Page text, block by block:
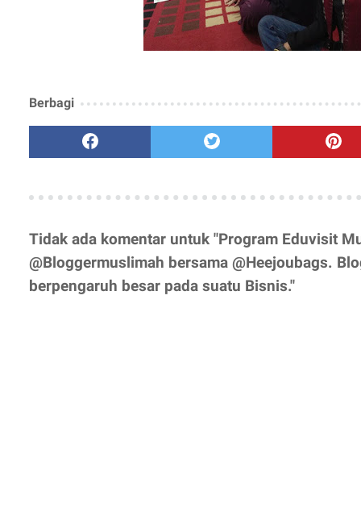
Berbagi
Tidak ada komentar untuk "Program Eduvisit
@Bloggermuslimah bersama @Heejoubags.
berpengaruh besar pada suatu Bisnis."